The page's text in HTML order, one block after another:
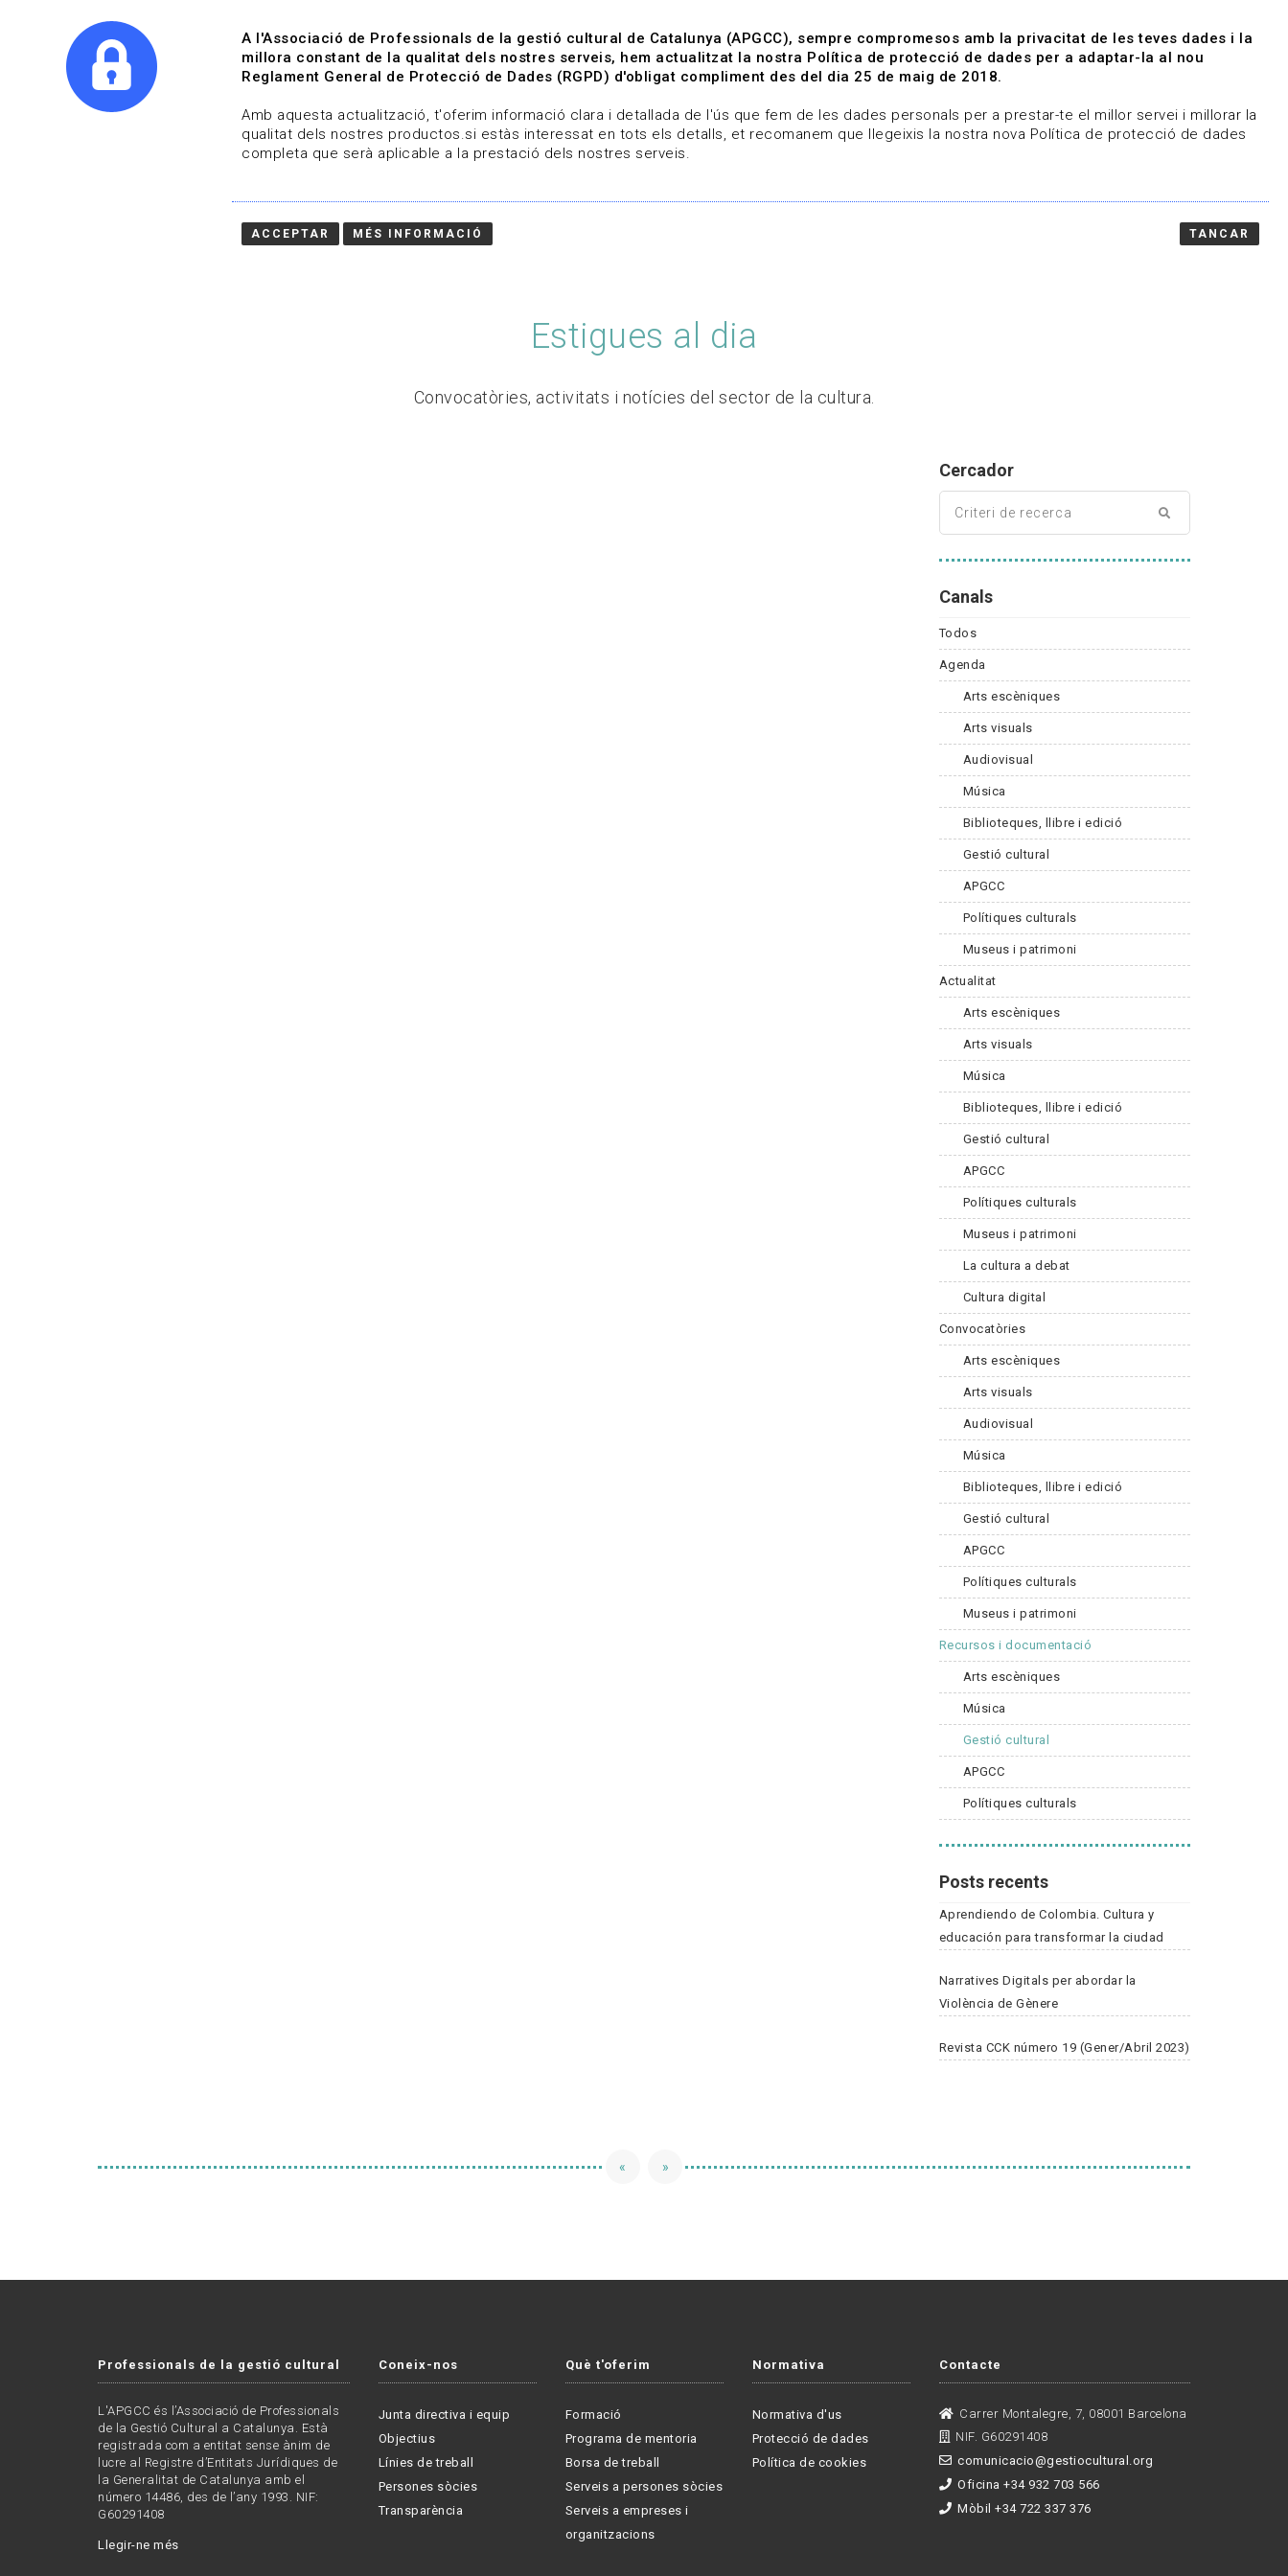
Qui som Línies de treball Projectes Serveis A qui representem Contacte
Estigues al dia
Convocatòries, activitats i notícies del sector de la cultura.
Cercador
Canals
Todos
Agenda
Arts escèniques
Arts visuals
Audiovisual
Música
Biblioteques, llibre i edició
Gestió cultural
APGCC
Polítiques culturals
Museus i patrimoni
Actualitat
Arts escèniques
Arts visuals
Música
Biblioteques, llibre i edició
Gestió cultural
APGCC
Polítiques culturals
Museus i patrimoni
La cultura a debat
Cultura digital
Convocatòries
Arts escèniques
Arts visuals
Audiovisual
Música
Biblioteques, llibre i edició
Gestió cultural
APGCC
Polítiques culturals
Museus i patrimoni
Recursos i documentació
Arts escèniques
Música
Gestió cultural
APGCC
Polítiques culturals
Posts recents
Aprendiendo de Colombia. Cultura y
educación para transformar la ciudad
Narratives Digitals per abordar la
Violència de Gènere
Revista CCK número 19 (Gener/Abril 2023)
« »
Professionals de la gestió cultural
L'APGCC és l’Associació de Professionals
de la Gestió Cultural a Catalunya. Està
registrada com a entitat sense ànim de
lucre al Registre d’Entitats Jurídiques de
la Generalitat de Catalunya amb el
número 14486, des de l’any 1993. NIF:
G60291408
Llegir-ne més
Coneix-nos
Junta directiva i equip
Objectius
Línies de treball
Persones sòcies
Transparència
Què t'oferim
Formació
Programa de mentoria
Borsa de treball
Serveis a persones sòcies
Serveis a empreses i
organitzacions
Normativa
Normativa d'us
Protecció de dades
Política de cookies
Contacte
Carrer Montalegre, 7, 08001 Barcelona
NIF. G60291408
comunicacio@gestiocultural.org
Oficina +34 932 703 566
Mòbil +34 722 337 376
A l'Associació de Professionals de la gestió cultural de Catalunya (APGCC), sempre compromesos amb la privacitat de les teves dades i la
millora constant de la qualitat dels nostres serveis, hem actualitzat la nostra Política de protecció de dades per a adaptar-la al nou
Reglament General de Protecció de Dades (RGPD) d'obligat compliment des del dia 25 de maig de 2018.
Amb aquesta actualització, t'oferim informació clara i detallada de l'ús que fem de les dades personals per a prestar-te el millor servei i millorar la
qualitat dels nostres productos.si estàs interessat en tots els detalls, et recomanem que llegeixis la nostra nova Política de protecció de dades
completa que serà aplicable a la prestació dels nostres serveis.
ACCEPTAR MÉS INFORMACIÓ TANCAR